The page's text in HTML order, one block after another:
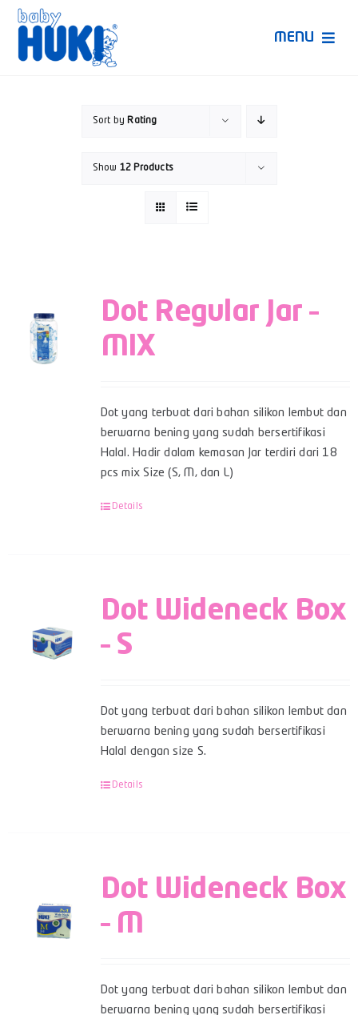
Skip
content
MENU
Sort by Rating
Show 12 Products
Dot Regular Jar –
MIX
Dot yang terbuat dari bahan silikon lembut dan
berwarna bening yang sudah bersertifikasi
Halal. Hadir dalam kemasan Jar terdiri dari 18
pcs mix Size (S, M, dan L)
Details
Dot Wideneck Box
– S
Dot yang terbuat dari bahan silikon lembut dan
berwarna bening yang sudah bersertifikasi
Halal dengan size S.
Details
Dot Wideneck Box
– M
Dot yang terbuat dari bahan silikon lembut dan
berwarna bening yang sudah bersertifikasi